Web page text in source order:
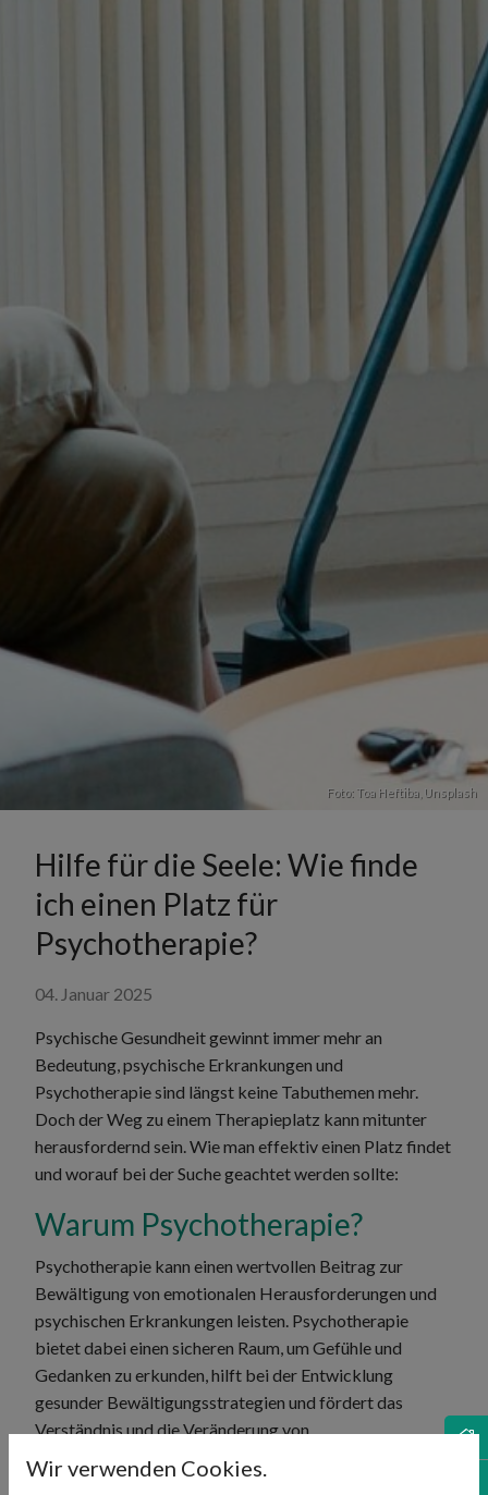
Foto: Toa Heftiba Unsplash
Hilfe für die Seele: Wie finde
ich einen Platz für
Psychotherapie?
04. Januar 2025
Psychische Gesundheit gewinnt immer mehr an
Bedeutung, psychische Erkrankungen und
Psychotherapie sind längst keine Tabuthemen mehr.
Doch der Weg zu einem Therapieplatz kann mitunter
herausfordernd sein. Wie man effektiv einen Platz findet
und worauf bei der Suche geachtet werden sollte:
Warum Psychotherapie?
Psychotherapie kann einen wertvollen Beitrag zur
Bewältigung von emotionalen Herausforderungen und
psychischen Erkrankungen leisten. Psychotherapie
bietet dabei einen sicheren Raum, um Gefühle und
Gedanken zu erkunden, hilft bei der Entwicklung
gesunder Bewältigungsstrategien und fördert das
Verständnis und die Veränderung von
helfen, psychische Erkrankungen wie Depressionen,
Wir verwenden Cookies.